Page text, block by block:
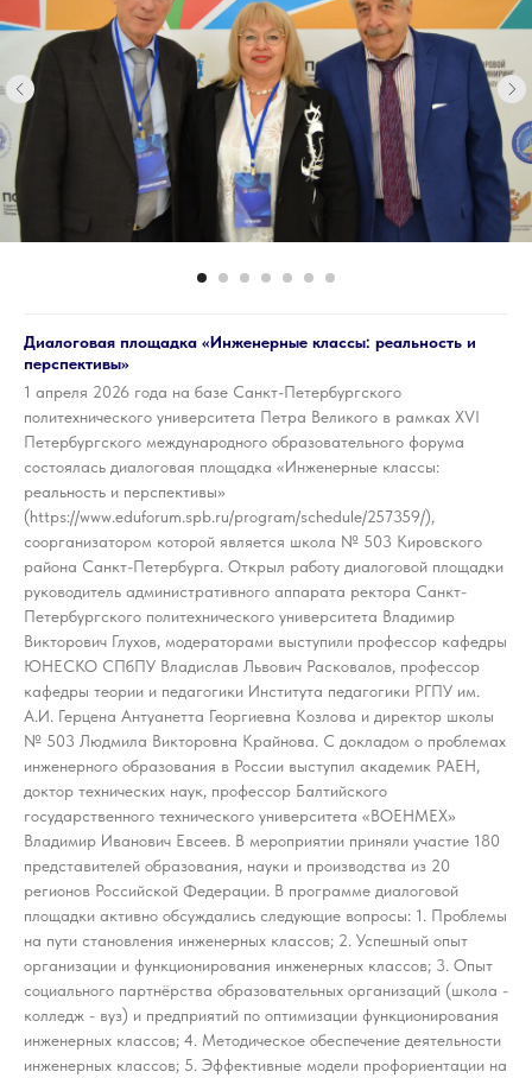
Диалоговая площадка «Инженерные классы: реальность и
перспективы»
1 апреля 2026 года на базе Санкт-Петербургского
политехнического университета Петра Великого в рамках XVI
Петербургского международного образовательного форума
состоялась диалоговая площадка «Инженерные классы:
реальность и перспективы»
(https://www.eduforum.spb.ru/program/schedule/257359/),
соорганизатором которой является школа № 503 Кировского
района Санкт-Петербурга. Открыл работу диалоговой площадки
руководитель административного аппарата ректора Санкт-
Петербургского политехнического университета Владимир
Викторович Глухов, модераторами выступили профессор кафедры
ЮНЕСКО СПбПУ Владислав Львович Расковалов, профессор
кафедры теории и педагогики Института педагогики РГПУ им.
А.И. Герцена Антуанетта Георгиевна Козлова и директор школы
№ 503 Людмила Викторовна Крайнова. С докладом о проблемах
инженерного образования в России выступил академик РАЕН,
доктор технических наук, профессор Балтийского
государственного технического университета «ВОЕНМЕХ»
Владимир Иванович Евсеев. В мероприятии приняли участие 180
представителей образования, науки и производства из 20
регионов Российской Федерации. В программе диалоговой
площадки активно обсуждались следующие вопросы: 1. Проблемы
на пути становления инженерных классов; 2. Успешный опыт
организации и функционирования инженерных классов; 3. Опыт
социального партнёрства образовательных организаций (школа -
колледж - вуз) и предприятий по оптимизации функционирования
инженерных классов; 4. Методическое обеспечение деятельности
инженерных классов; 5. Эффективные модели профориентации на